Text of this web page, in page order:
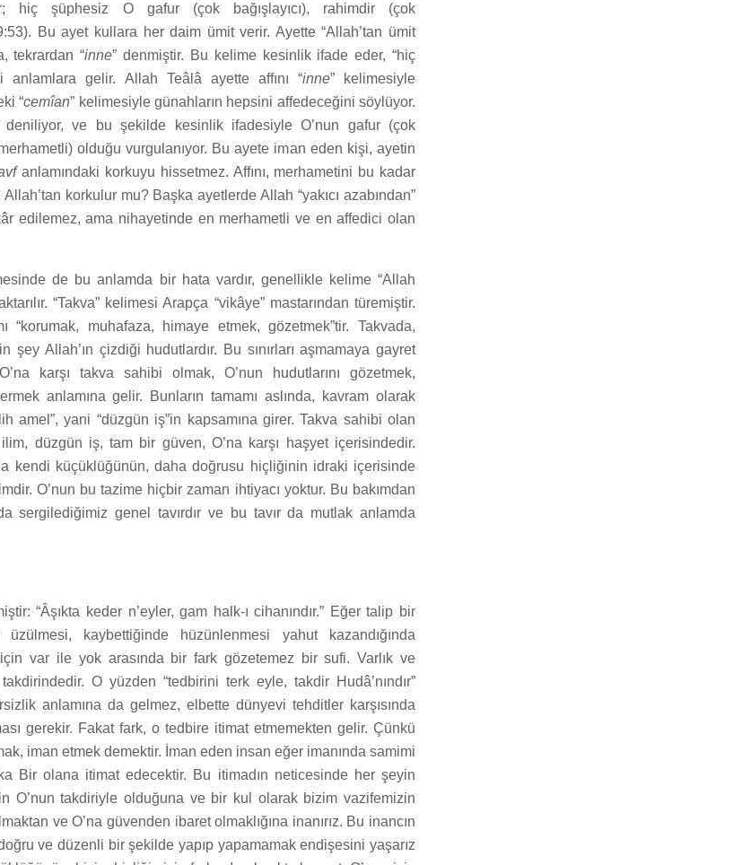
hiç şüphesiz O gafur (çok bağışlayıcı), rahimdir (çok
Bu ayet kullara her daim ümit verir. Ayette “Allah’tan ümit
tekrardan “inne” denmiştir. Bu kelime kesinlik ifade eder, “hiç
anlamlara gelir. Allah Teâlâ ayette affını “inne” kelimesiyle
“cemîan” kelimesiyle günahların hepsini affedeceğini söylüyor.
deniliyor, ve bu şekilde kesinlik ifadesiyle O’nun gafur (çok
olduğu vurgulanıyor. Bu ayete iman eden kişi, ayetin
anlamındaki korkuyu hissetmez. Affını, merhametini bu kadar
korkulur mu? Başka ayetlerde Allah “yakıcı azabından”
edilemez, ama nihayetinde en merhametli ve en affedici olan
de bu anlamda bir hata vardır, genellikle kelime “Allah
“Takva” kelimesi Arapça “vikâye” mastarından türemiştir.
“korumak, muhafaza, himaye etmek, gözetmek”tir. Takvada,
şey Allah’ın çizdiği hudutlardır. Bu sınırları aşmamaya gayret
karşı takva sahibi olmak, O’nun hudutlarını gözetmek,
anlamına gelir. Bunların tamamı aslında, kavram olarak
amel”, yani “düzgün iş”in kapsamına girer. Takva sahibi olan
ilim, düzgün iş, tam bir güven, O’na karşı haşyet içerisindedir.
kendi küçüklüğünün, daha doğrusu hiçliğinin idraki içerisinde
O’nun bu tazime hiçbir zaman ihtiyacı yoktur. Bu bakımdan
sergilediğimiz genel tavırdır ve bu tavır da mutlak anlamda
“Âşıkta keder n’eyler, gam halk-ı cihanındır.” Eğer talip bir
kaybettiğinde hüzünlenmesi yahut kazandığında
var ile yok arasında bir fark gözetemez bir sufi. Varlık ve
O yüzden “tedbirini terk eyle, takdir Hudâ’nındır”
anlamına da gelmez, elbette dünyevi tehditler karşısında
gerekir. Fakat fark, o tedbire itimat etmemekten gelir. Çünkü
iman etmek demektir. İman eden insan eğer imanında samimi
Bir olana itimat edecektir. Bu itimadın neticesinde her şeyin
O’nun takdiriyle olduğuna ve bir kul olarak bizim vazifemizin
ve O’na güvenden ibaret olmaklığına inanırız. Bu inancın
ve düzenli bir şekilde yapıp yapamamak endişesini yaşarız